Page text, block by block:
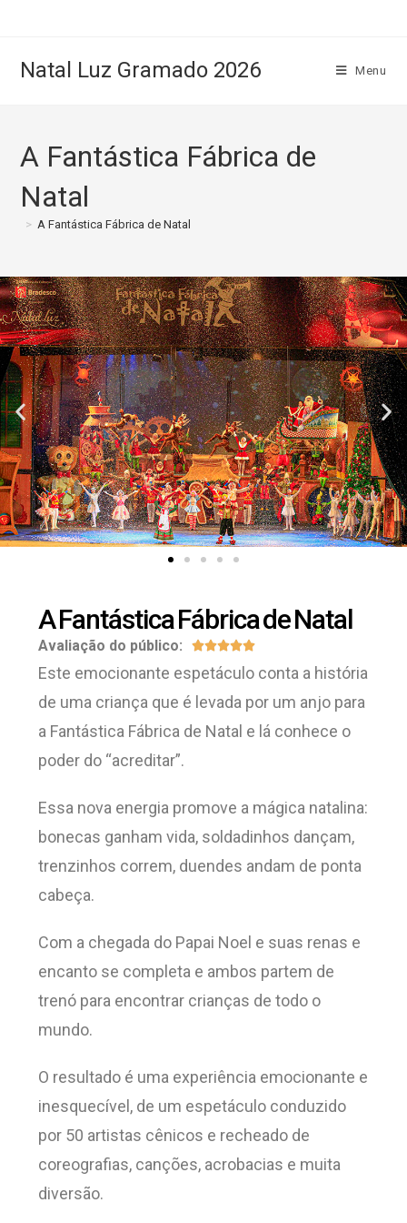
Natal Luz Gramado 2026 Menu
A Fantástica Fábrica de
Natal
> A Fantástica Fábrica de Natal
A Fantástica Fábrica de Natal
Avaliação do público: 
Este emocionante espetáculo conta a história
de uma criança que é levada por um anjo para
a Fantástica Fábrica de Natal e lá conhece o
poder do “acreditar”.
Essa nova energia promove a mágica natalina:
bonecas ganham vida, soldadinhos dançam,
trenzinhos correm, duendes andam de ponta
cabeça.
Com a chegada do Papai Noel e suas renas e
encanto se completa e ambos partem de
trenó para encontrar crianças de todo o
mundo.
O resultado é uma experiência emocionante e
inesquecível, de um espetáculo conduzido
por 50 artistas cênicos e recheado de
coreografias, canções, acrobacias e muita
diversão.